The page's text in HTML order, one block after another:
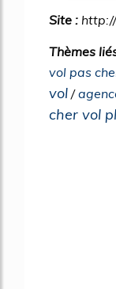
Site :
Thèmes
vol pas
vol /
cher vol